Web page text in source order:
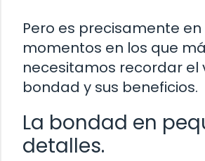
Pero es precisamente en
momentos en los que
necesitamos recordar el
bondad y sus beneficios.
La bondad en
detalles.